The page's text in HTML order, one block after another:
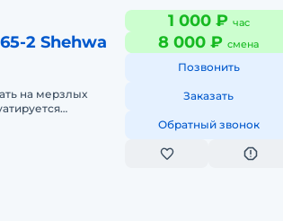
2 Shehwa
на мерзлых
1 000 ₽ час
8 000 ₽ смена
Позвонить
Заказать
Обратный звонок